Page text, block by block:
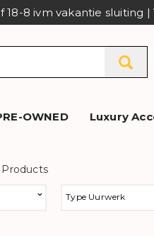
18-8 ivm vakantie sluiting
OWNED Luxury
Products
Type Uurwerk